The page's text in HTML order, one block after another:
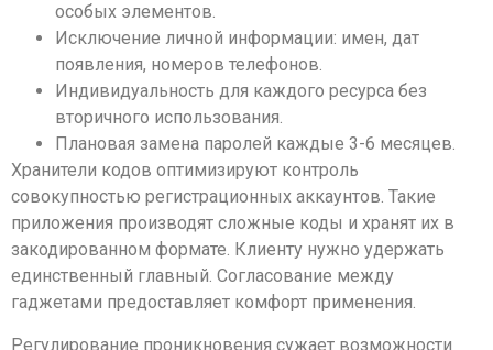
особых элементов.
Исключение личной информации: имен, дат
появления, номеров телефонов.
Индивидуальность для каждого ресурса без
вторичного использования.
Плановая замена паролей каждые 3-6 месяцев.
Хранители кодов оптимизируют контроль
совокупностью регистрационных аккаунтов. Такие
приложения производят сложные коды и хранят их в
закодированном формате. Клиенту нужно удержать
единственный главный. Согласование между
гаджетами предоставляет комфорт применения.
Регулирование проникновения сужает возможности